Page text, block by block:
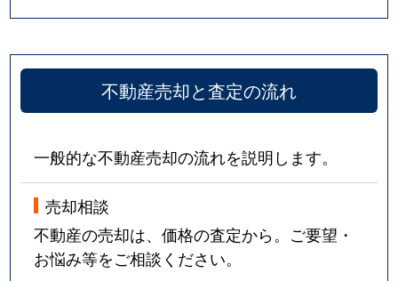
不動産売却と査定の流れ
一般的な不動産売却の流れを説明します。
売却相談
不動産の売却は、価格の査定から。ご要望・
お悩み等をご相談ください。